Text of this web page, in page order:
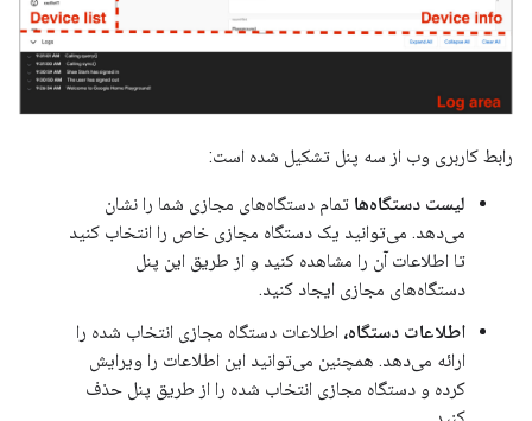
رابط کاربری وب از سه پنل تشکیل شده است:
لیست دستگاه‌ها تمام دستگاه‌های مجازی شما را نشان
می‌دهد. می‌توانید یک دستگاه مجازی خاص را انتخاب کنید
تا اطلاعات آن را مشاهده کنید و از طریق این پنل
دستگاه‌های مجازی ایجاد کنید.
اطلاعات دستگاه، اطلاعات دستگاه مجازی انتخاب شده را
ارائه می‌دهد. همچنین می‌توانید این اطلاعات را ویرایش
کرده و دستگاه مجازی انتخاب شده را از طریق پنل حذف